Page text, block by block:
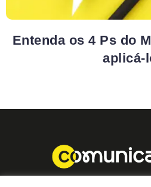
Entenda os 4 Ps do
aplicá-